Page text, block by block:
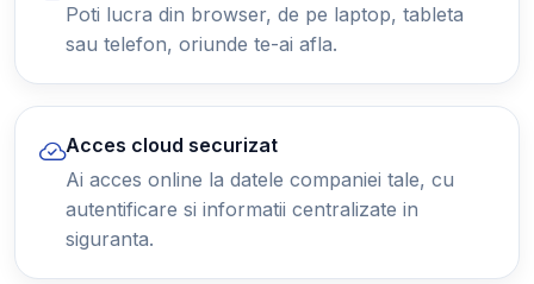
Poti lucra din browser, de pe laptop, tableta
sau telefon, oriunde te-ai afla.
Acces cloud securizat
Ai acces online la datele companiei tale, cu
autentificare si informatii centralizate in
siguranta.